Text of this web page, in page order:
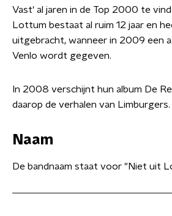
Vast' al jaren in de Top 2000 te
Lottum bestaat al ruim 12 jaar en
uitgebracht, wanneer in 2009 een
Venlo wordt gegeven.
In 2008 verschijnt hun album De
daarop de verhalen van Limburgers.
Naam
De bandnaam staat voor "Niet uit